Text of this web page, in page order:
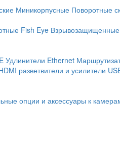
Миникорпусные Поворотные
Fish Eye Взрывозащищенные
Удлинители Ethernet
разветвители и усилители
опции и аксессуары к